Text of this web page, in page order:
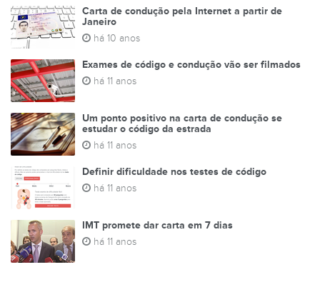
Carta de condução pela Internet a partir de
Janeiro
há 10 anos
Exames de código e condução vão ser filmados
há 11 anos
Um ponto positivo na carta de condução se
estudar o código da estrada
há 11 anos
Definir dificuldade nos testes de código
há 11 anos
IMT promete dar carta em 7 dias
há 11 anos